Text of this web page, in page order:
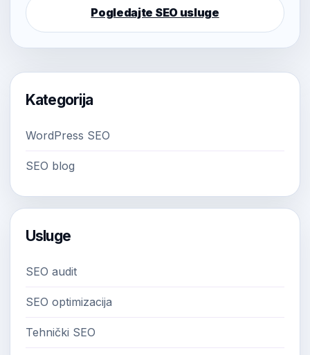
Pogledajte SEO usluge
Kategorija
WordPress SEO
SEO blog
Usluge
SEO audit
SEO optimizacija
Tehnički SEO